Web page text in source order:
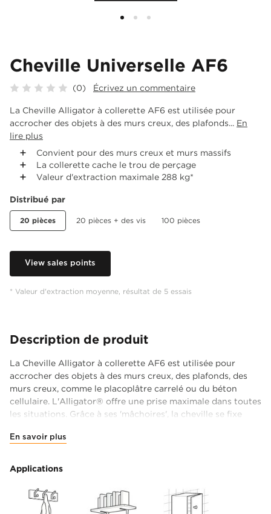
Cheville Universelle AF6
(0) Écrivez un commentaire
La Cheville Alligator à collerette AF6 est utilisée pour
accrocher des objets à des murs creux, des plafonds... En
lire plus
Convient pour des murs creux et murs massifs
La collerette cache le trou de perçage
Valeur d'extraction maximale 288 kg*
Distribué par
20 pièces 20 pièces + des vis 100 pièces
View sales points
* Valeur d'extraction moyenne, résultat de 5 essais
Description de produit
La Cheville Alligator à collerette AF6 est utilisée pour
accrocher des objets à des murs creux, des plafonds, des
murs creux, comme le placoplâtre carrelé ou du béton
cellulaire. L'Alligator® offre une prise maximale dans toutes
les situations. Grâce à ses 'mâchoires', la cheville se fixe
en toute sécurité.
La cheville pour murs d'un diamètre de 6 mm résiste aux
de 288 kg*. Idéale pour accrocher des objets légers à
moyennement lourds comme un télévision, un étagère,
En savoir plus
Applications